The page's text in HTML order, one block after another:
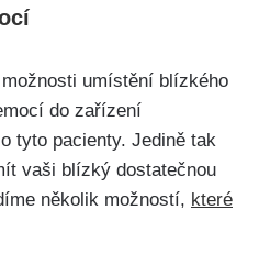
umístění blízkého
do zařízení
tyto pacienty. Jedině tak
vaši blízký dostatečnou
několik možností, které